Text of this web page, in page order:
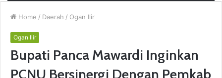
Home / Daerah / Ogan Ilir
Ogan Ilir
Bupati Panca Mawardi Inginkan
PCNU Bersinergi Dengan Pemkab